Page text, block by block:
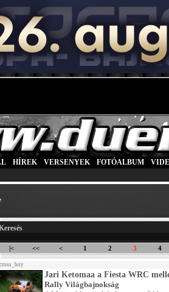
HÍREK VERSENYEK FOTÓALBUM
|< << < 1 2 3 4
cross_boy
Jari Ketomaa a Fiesta WRC
Rally Világbajnokság